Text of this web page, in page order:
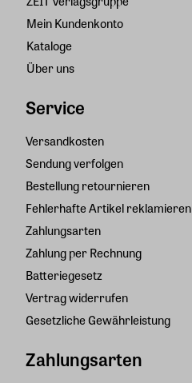
Mein Kundenkonto
Kataloge
Über uns
Service
Versandkosten
Sendung verfolgen
Bestellung retournieren
Fehlerhafte Artikel reklamieren
Zahlungsarten
Zahlung per Rechnung
Batteriegesetz
Vertrag widerrufen
Gesetzliche Gewährleistung
Zahlungsarten